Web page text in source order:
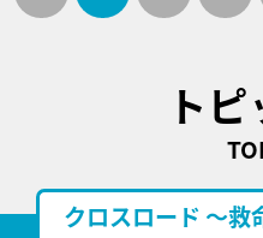
ト
クロスロード ～救